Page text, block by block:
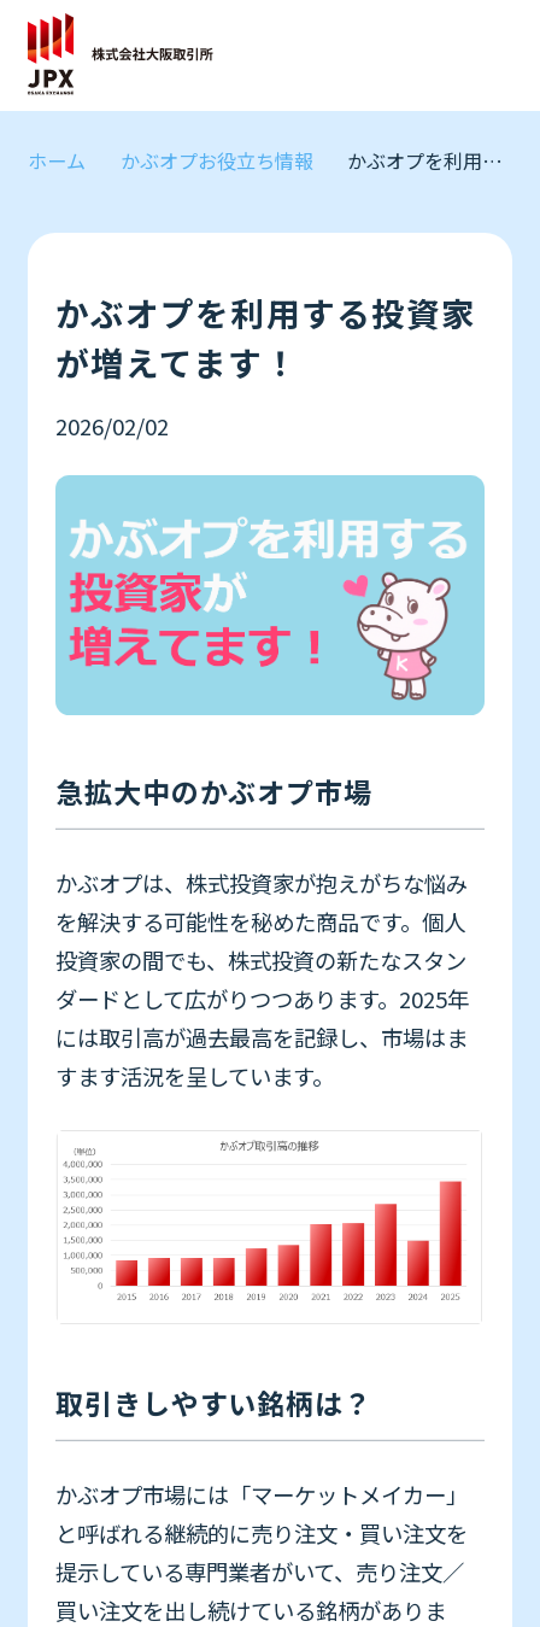
かぶオプ関連情報 新着あり
ホーム かぶオプお役立ち情報 かぶオプを利用する投資家が増えてます！
かぶオプを利用する投資家
が増えてます！
2026/02/02
急拡大中のかぶオプ市場
かぶオプは、株式投資家が抱えがちな悩み
を解決する可能性を秘めた商品です。個人
投資家の間でも、株式投資の新たなスタン
ダードとして広がりつつあります。2025年
には取引高が過去最高を記録し、市場はま
すます活況を呈しています。
取引きしやすい銘柄は？
かぶオプ市場には「マーケットメイカー」
と呼ばれる継続的に売り注文・買い注文を
提示している専門業者がいて、売り注文／
買い注文を出し続けている銘柄がありま